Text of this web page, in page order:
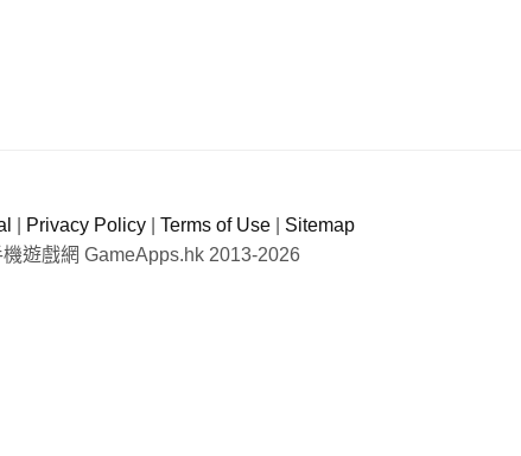
Privacy Policy| Terms of Use| Sitemap
遊戲網 GameApps.hk 2013-2026